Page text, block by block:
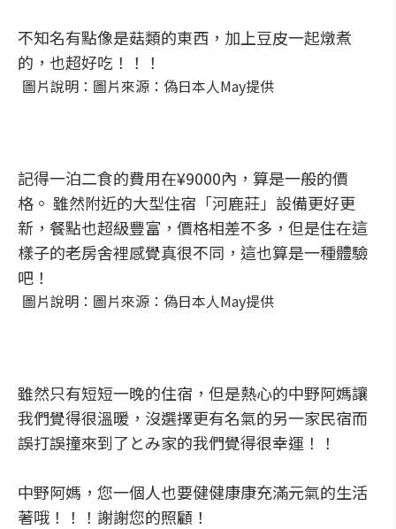
不知名有點像是菇類的東西，加上豆皮一起燉煮
的，也超好吃！！！
圖片說明：圖片來源：偽日本人May提供
記得一泊二食的費用在¥9000內，算是一般的價
格。 雖然附近的大型住宿「河鹿莊」設備更好更
新，餐點也超級豐富，價格相差不多，但是住在這
樣子的老房舍裡感覺真很不同，這也算是一種體驗
吧！
圖片說明：圖片來源：偽日本人May提供
雖然只有短短一晚的住宿，但是熱心的中野阿媽讓
我們覺得很溫暖，沒選擇更有名氣的另一家民宿而
誤打誤撞來到了とみ家的我們覺得很幸運！！
中野阿媽，您一個人也要健健康康充滿元氣的生活
著哦！！！謝謝您的照顧！